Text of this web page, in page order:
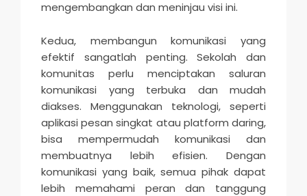
mengembangkan dan meninjau visi ini.
Kedua, membangun komunikasi yang
efektif sangatlah penting. Sekolah dan
komunitas perlu menciptakan saluran
komunikasi yang terbuka dan mudah
diakses. Menggunakan teknologi, seperti
aplikasi pesan singkat atau platform daring,
bisa mempermudah komunikasi dan
membuatnya lebih efisien. Dengan
komunikasi yang baik, semua pihak dapat
lebih memahami peran dan tanggung